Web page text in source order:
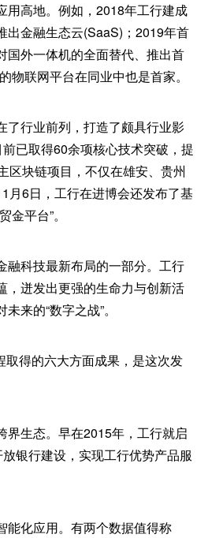
用高地。例如，2018年工行建成
出金融生态云(SaaS)；2019年首
国外一体机的全面替代、推出首
物联网平台在同业中也是首家。
了行业前列，打造了颇具行业影
前已取得60余项核心技术突破，提
区块链项目，不仅在雄安、贵州
月6日，工行在进博会还发布了基
金平台”。
融科技最新布局的一部分。工行
，迸发出更强的生命力与创新活
来的“数字之战”。
得的六大方面成果，是这次发
界生态。早在2015年，工行就启
银行建设，实现工行优势产品服
能化应用。有两个数据值得称